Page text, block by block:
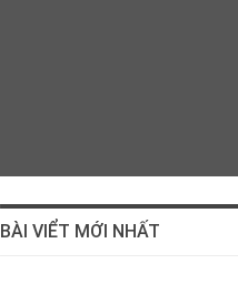
BÀI VIỂT MỚI NHẤT